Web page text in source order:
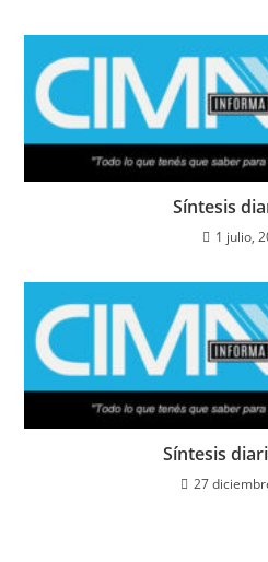
Síntesis
1 julio,
Síntesis
27